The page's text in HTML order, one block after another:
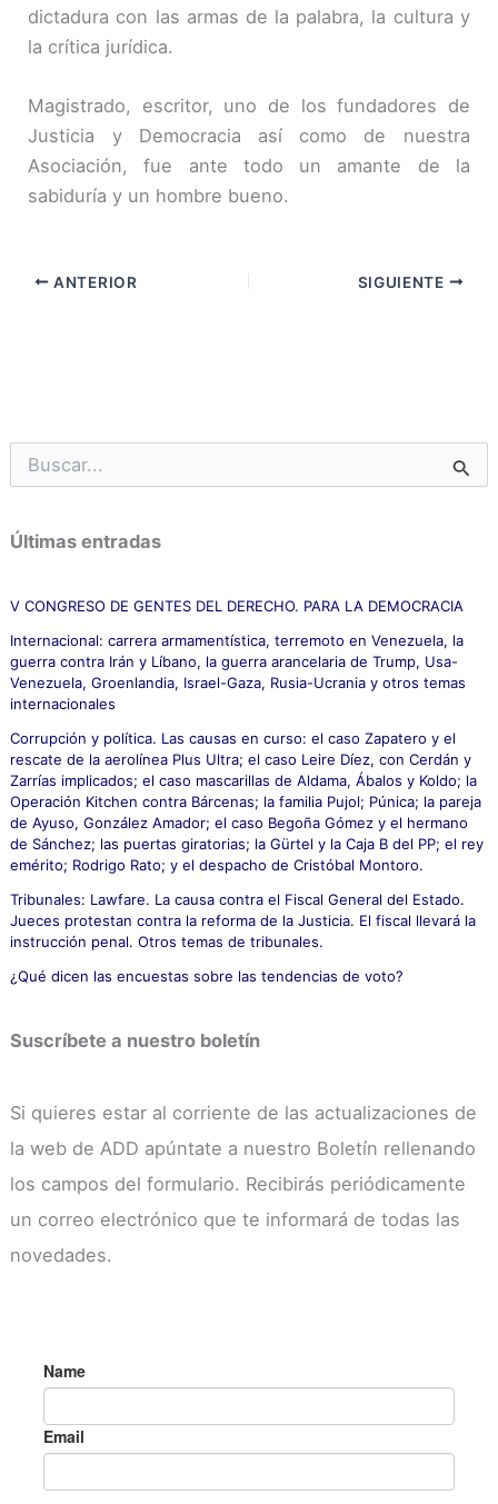
dictadura con las armas de la palabra, la cultura y
la crítica jurídica.
Magistrado, escritor, uno de los fundadores de
Justicia y Democracia así como de nuestra
Asociación, fue ante todo un amante de la
sabiduría y un hombre bueno.
ANTERIOR SIGUIENTE
u
c
a
p
r
:
Últimas entradas
V CONGRESO DE GENTES DEL DERECHO. PARA LA DEMOCRACIA
Internacional: carrera armamentística, terremoto en Venezuela, la
guerra contra Irán y Líbano, la guerra arancelaria de Trump, Usa-
Venezuela, Groenlandia, Israel-Gaza, Rusia-Ucrania y otros temas
internacionales
Corrupción y política. Las causas en curso: el caso Zapatero y el
rescate de la aerolínea Plus Ultra; el caso Leire Díez, con Cerdán y
Zarrías implicados; el caso mascarillas de Aldama, Ábalos y Koldo; la
Operación Kitchen contra Bárcenas; la familia Pujol; Púnica; la pareja
de Ayuso, González Amador; el caso Begoña Gómez y el hermano
de Sánchez; las puertas giratorias; la Gürtel y la Caja B del PP; el rey
emérito; Rodrigo Rato; y el despacho de Cristóbal Montoro.
Tribunales: Lawfare. La causa contra el Fiscal General del Estado.
Jueces protestan contra la reforma de la Justicia. El fiscal llevará la
instrucción penal. Otros temas de tribunales.
¿Qué dicen las encuestas sobre las tendencias de voto?
Suscríbete a nuestro boletín
Si quieres estar al corriente de las actualizaciones de
la web de ADD apúntate a nuestro Boletín rellenando
los campos del formulario. Recibirás periódicamente
un correo electrónico que te informará de todas las
novedades.